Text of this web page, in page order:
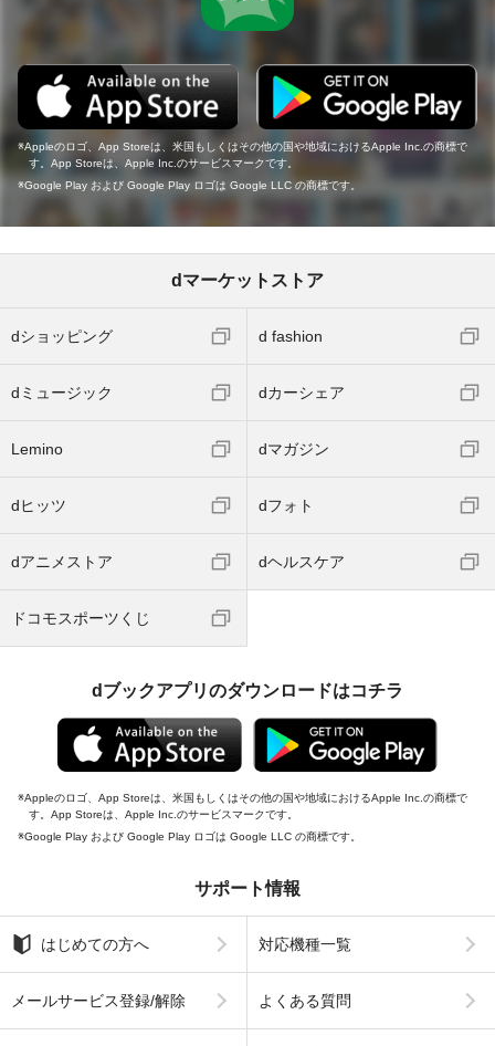
Appleのロゴ、App Storeは、米国もしくはその他の国や地域におけるApple Inc.の商標で
す。App Storeは、Apple Inc.のサービスマークです。
Google Play および Google Play ロゴは Google LLC の商標です。
dマーケットストア
dショッピング d fashion
dミュージック dカーシェア
Lemino dマガジン
dヒッツ dフォト
dアニメストア dヘルスケア
ドコモスポーツくじ
dブックアプリのダウンロードはコチラ
Appleのロゴ、App Storeは、米国もしくはその他の国や地域におけるApple Inc.の商標で
す。App Storeは、Apple Inc.のサービスマークです。
Google Play および Google Play ロゴは Google LLC の商標です。
サポート情報
はじめての方へ 対応機種一覧
メールサービス登録/解除 よくある質問